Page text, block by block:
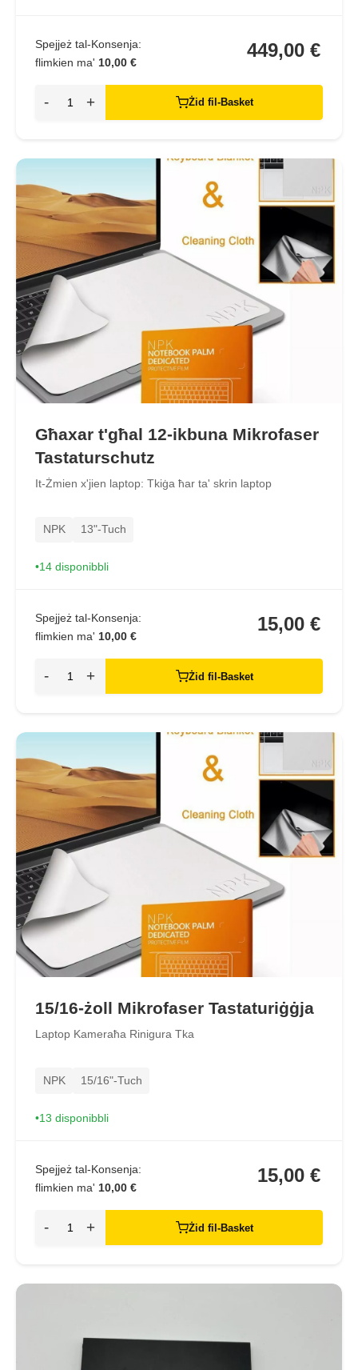
Spejjeż tal-Konsenja:
flimkien ma' 10,00 €
449,00 €
- + Żid fil-Basket
Għaxar t'għal 12-ikbuna Mikrofaser
Tastaturschutz
It-Żmien x'jien laptop: Tkiġa ħar ta' skrin laptop
NPK 13"-Tuch
14 disponibbli
Spejjeż tal-Konsenja:
flimkien ma' 10,00 €
15,00 €
- + Żid fil-Basket
15/16-żoll Mikrofaser Tastaturiġġja
Laptop Kameraħa Rinigura Tka
NPK 15/16"-Tuch
13 disponibbli
Spejjeż tal-Konsenja:
flimkien ma' 10,00 €
15,00 €
- + Żid fil-Basket